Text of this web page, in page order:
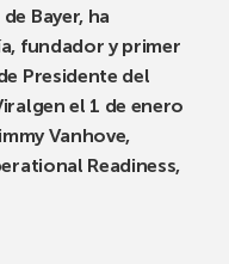
Bayer, ha
fundador y primer
Presidente del
el 1 de enero
Vanhove,
Readiness,